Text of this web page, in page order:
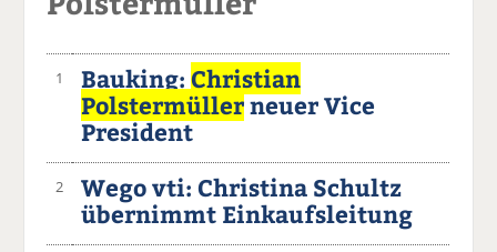
1 Bauking:Christian
Polstermüllerneuer Vice
President
2
Wego vti: Christina Schultz
übernimmt Einkaufsleitung